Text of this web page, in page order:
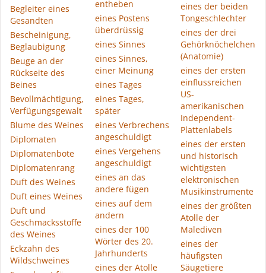
Begleiter eines
Gesandten
Bescheinigung,
Beglaubigung
Beuge an der
Rückseite des
Beines
Bevollmächtigung,
Verfügungsgewalt
Blume des Weines
Diplomaten
Diplomatenbote
Diplomatenrang
Duft des Weines
Duft eines Weines
Duft und
Geschmacksstoffe
des Weines
Eckzahn des
Wildschweines
entheben
eines Postens
überdrüssig
eines Sinnes
eines Sinnes,
einer Meinung
eines Tages
eines Tages,
später
eines Verbrechens
angeschuldigt
eines Vergehens
angeschuldigt
eines an das
andere fügen
eines auf dem
andern
eines der 100
Wörter des 20.
Jahrhunderts
eines der Atolle
eines der beiden
Tongeschlechter
eines der drei
Gehörknöchelchen
(Anatomie)
eines der ersten
einflussreichen
US-
amerikanischen
Independent-
Plattenlabels
eines der ersten
und historisch
wichtigsten
elektronischen
Musikinstrumente
eines der größten
Atolle der
Malediven
eines der
häufigsten
Säugetiere